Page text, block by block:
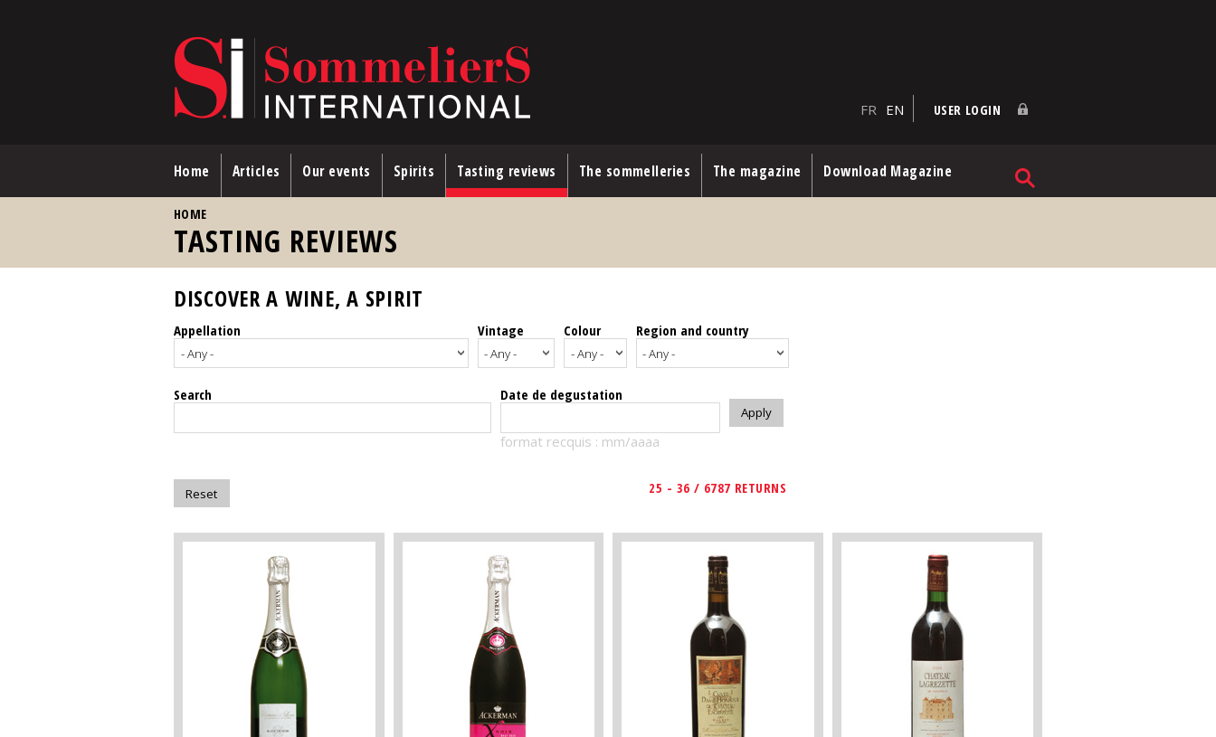
FR EN USER LOGIN
Home Articles Our events Spirits Tasting reviews The sommelleries The magazine Download Magazine
HOME
TASTING REVIEWS
DISCOVER A WINE, A SPIRIT
Appellation Vintage Colour Region and country
Search Date de degustation
format recquis : mm/aaaa
25 - 36 / 6787 RETURNS